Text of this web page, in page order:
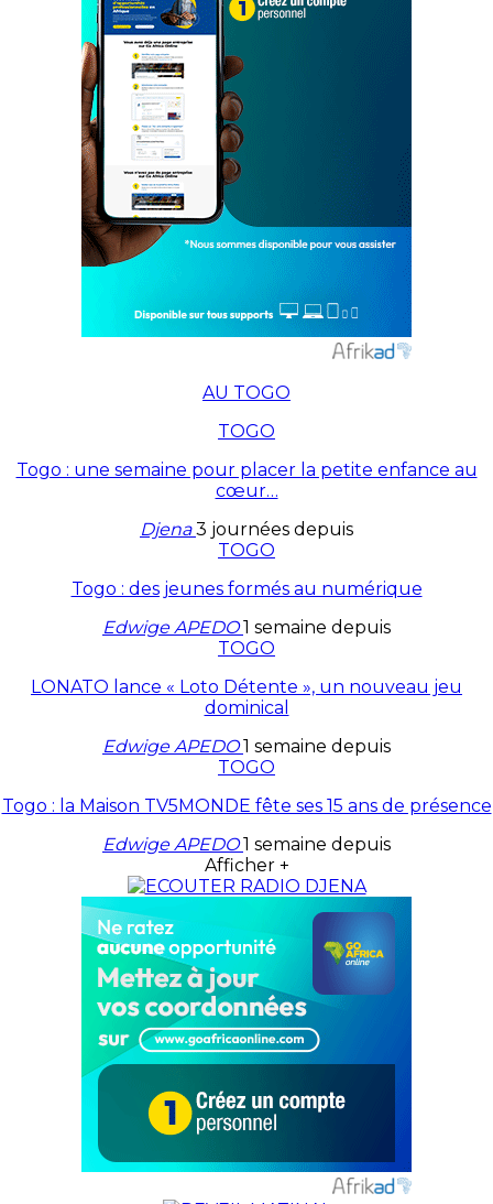
AU TOGO
TOGO
Togo : une semaine pour placer la petite enfance au
cœur…
Djena3 journées depuis
TOGO
Togo : des jeunes formés au numérique
Edwige APEDO1 semaine depuis
TOGO
LONATO lance « Loto Détente », un nouveau jeu
dominical
Edwige APEDO1 semaine depuis
TOGO
Togo : la Maison TV5MONDE fête ses 15 ans de présence
Edwige APEDO1 semaine depuis
Afficher +